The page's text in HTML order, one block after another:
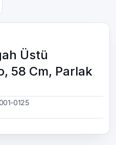
Üstü
58 Cm, Parlak
0125